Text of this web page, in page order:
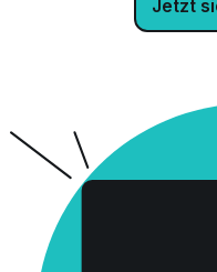
Jetzt